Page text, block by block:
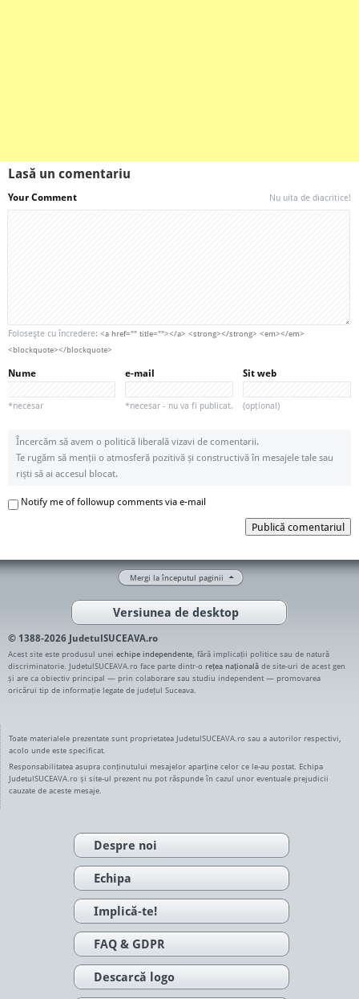
Lasă un comentariu
Your Comment Nu uita de diacritice!
Foloseşte cu încredere: <a href="" title=""></a> <strong></strong> <em></em>
<blockquote></blockquote>
Nume
*necesar
e-mail
*necesar - nu va fi publicat.
Sit web
(opțional)
Încercăm să avem o politică liberală vizavi de comentarii.
Te rugăm să menții o atmosferă pozitivă și constructivă în mesajele tale sau
riști să ai accesul blocat.
Notify me of followup comments via e-mail
Publică comentariul
Mergi la începutul paginii
Versiunea de desktop
© 1388-2026 JudetulSUCEAVA.ro
Acest site este produsul unei echipe independente , fără implicații politice sau de natură
discriminatorie. JudetulSUCEAVA.ro face parte dintr-o rețea națională de site-uri de acest gen
și are ca obiectiv principal — prin colaborare sau studiu independent — promovarea
oricărui tip de informație legate de județul Suceava.
Toate materialele prezentate sunt proprietatea JudetulSUCEAVA.ro sau a autorilor respectivi,
acolo unde este specificat.
Responsabilitatea asupra conținutului mesajelor aparține celor ce le-au postat. Echipa
JudetulSUCEAVA.ro și site-ul prezent nu pot răspunde în cazul unor eventuale prejudicii
cauzate de aceste mesaje.
Despre noi
Echipa
Implică-te!
FAQ & GDPR
Descarcă logo